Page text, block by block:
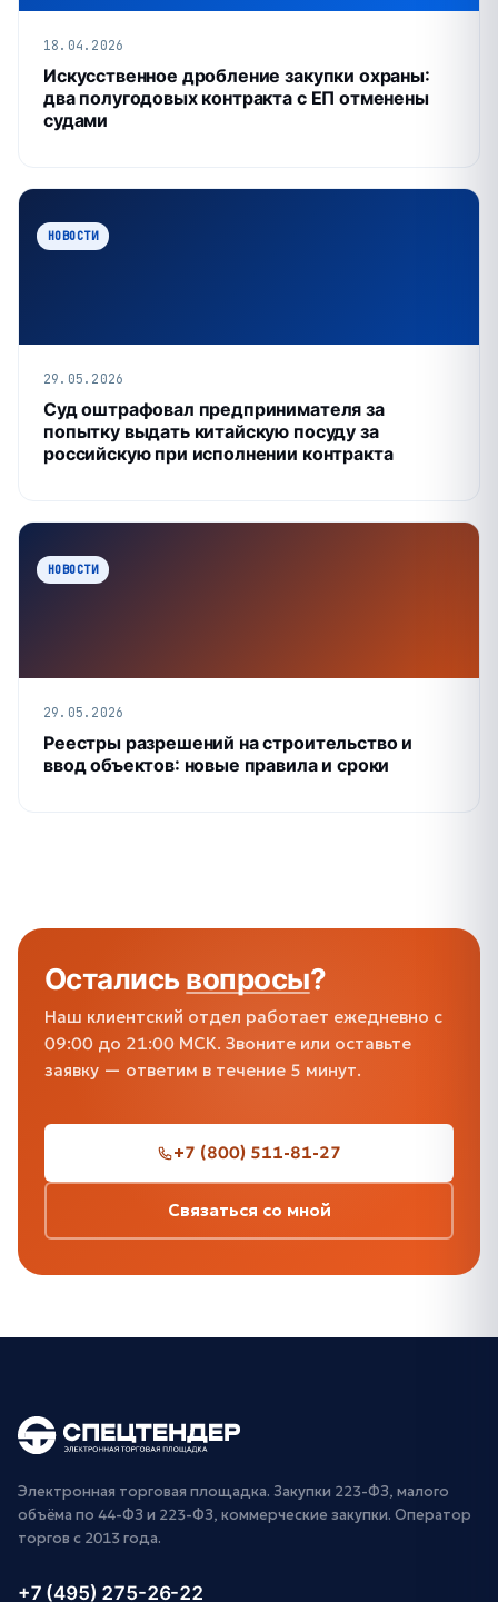
18.04.2026
Искусственное дробление закупки охраны:
два полугодовых контракта с ЕП отменены
судами
НОВОСТИ
29.05.2026
Суд оштрафовал предпринимателя за
попытку выдать китайскую посуду за
российскую при исполнении контракта
НОВОСТИ
29.05.2026
Реестры разрешений на строительство и
ввод объектов: новые правила и сроки
Осталисьвопросы?
Наш клиентский отдел работает ежедневно с
09:00 до 21:00 МСК. Звоните или оставьте
заявку — ответим в течение 5 минут.
+7 (800) 511-81-27
Связаться со мной
Электронная торговая площадка. Закупки 223-ФЗ, малого
объёма по 44-ФЗ и 223-ФЗ, коммерческие закупки. Оператор
торгов с 2013 года.
+7 (495) 275-26-22